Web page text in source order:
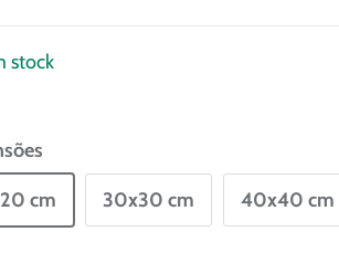
stock
cm 30x30 cm 40x40 cm